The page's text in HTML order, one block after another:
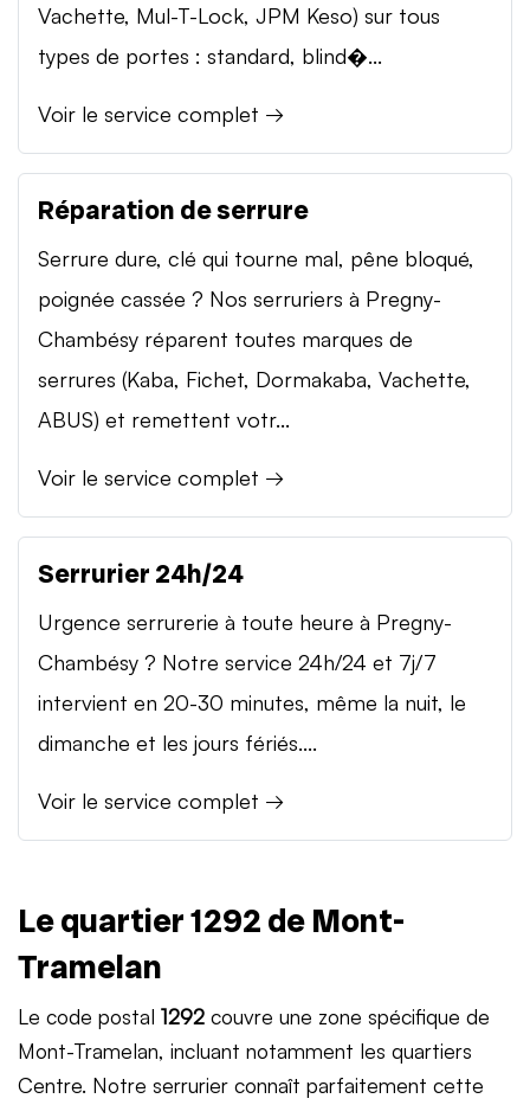
Vachette, Mul-T-Lock, JPM Keso) sur tous
types de portes : standard, blind�...
Voir le service complet →
Réparation de serrure
Serrure dure, clé qui tourne mal, pêne bloqué,
poignée cassée ? Nos serruriers à Pregny-
Chambésy réparent toutes marques de
serrures (Kaba, Fichet, Dormakaba, Vachette,
ABUS) et remettent votr...
Voir le service complet →
Serrurier 24h/24
Urgence serrurerie à toute heure à Pregny-
Chambésy ? Notre service 24h/24 et 7j/7
intervient en 20-30 minutes, même la nuit, le
dimanche et les jours fériés....
Voir le service complet →
Le quartier 1292 de Mont-
Tramelan
Le code postal 1292 couvre une zone spécifique de
Mont-Tramelan, incluant notamment les quartiers
Centre. Notre serrurier connaît parfaitement cette